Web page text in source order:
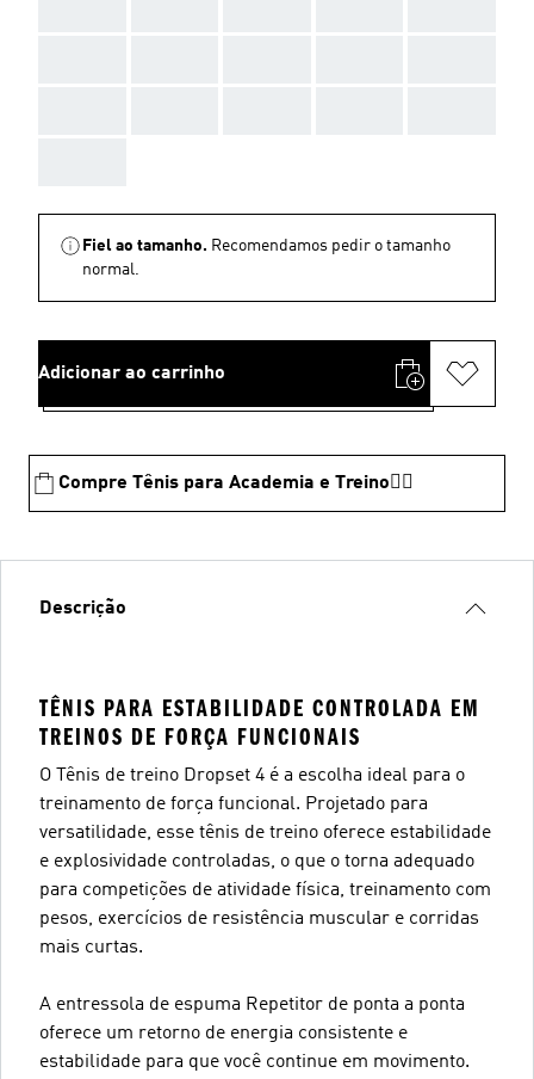
Fiel ao tamanho. Recomendamos pedir o tamanho
normal.
Adicionar ao carrinho
Compre Tênis para Academia e Treino🏋️‍♂️
Descrição
TÊNIS PARA ESTABILIDADE CONTROLADA EM
TREINOS DE FORÇA FUNCIONAIS
O Tênis de treino Dropset 4 é a escolha ideal para o
treinamento de força funcional. Projetado para
versatilidade, esse tênis de treino oferece estabilidade
e explosividade controladas, o que o torna adequado
para competições de atividade física, treinamento com
pesos, exercícios de resistência muscular e corridas
mais curtas.
A entressola de espuma Repetitor de ponta a ponta
oferece um retorno de energia consistente e
estabilidade para que você continue em movimento.